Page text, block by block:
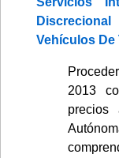
Vehículos De
2013
precios